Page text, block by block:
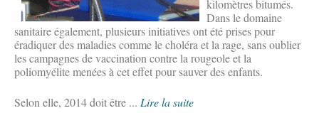
kilomètres bitumés.
Dans le domaine
sanitaire également, plusieurs initiatives ont été prises pour
éradiquer des maladies comme le choléra et la rage, sans oublier
les campagnes de vaccination contre la rougeole et la
poliomyélite menées à cet effet pour sauver des enfants.
Selon elle, 2014 doit être ... Lire la suite